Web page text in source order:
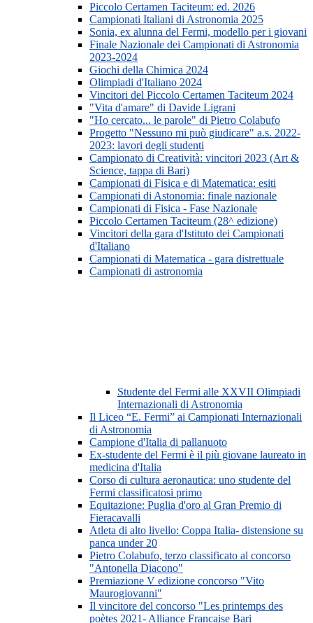
Piccolo Certamen Taciteum: ed. 2026
Campionati Italiani di Astronomia 2025
Sonia, ex alunna del Fermi, modello per i giovani
Finale Nazionale dei Campionati di Astronomia
2023-2024
Giochi della Chimica 2024
Olimpiadi d'Italiano 2024
Vincitori del Piccolo Certamen Taciteum 2024
"Vita d'amare" di Davide Ligrani
"Ho cercato... le parole" di Pietro Colabufo
Progetto "Nessuno mi può giudicare" a.s. 2022-
2023: lavori degli studenti
Campionato di Creatività: vincitori 2023 (Art &
Science, tappa di Bari)
Campionati di Fisica e di Matematica: esiti
Campionati di Astonomia: finale nazionale
Campionati di Fisica - Fase Nazionale
Piccolo Certamen Taciteum (28^ edizione)
Vincitori della gara d'Istituto dei Campionati
d'Italiano
Campionati di Matematica - gara distrettuale
Campionati di astronomia
Studente del Fermi alle XXVII Olimpiadi
Internazionali di Astronomia
Il Liceo “E. Fermi” ai Campionati Internazionali
di Astronomia
Campione d'Italia di pallanuoto
Ex-studente del Fermi è il più giovane laureato in
medicina d'Italia
Corso di cultura aeronautica: uno studente del
Fermi classificatosi primo
Equitazione: Puglia d'oro al Gran Premio di
Fieracavalli
Atleta di alto livello: Coppa Italia- distensione su
panca under 20
Pietro Colabufo, terzo classificato al concorso
"Antonella Diacono"
Premiazione V edizione concorso "Vito
Maurogiovanni"
Il vincitore del concorso "Les printemps des
poètes 2021- Alliance Francaise Bari